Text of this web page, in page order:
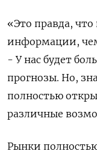
«Это правда, что
информации, чем
- У нас будет
прогнозы. Но,
полностью
различные
Рынки